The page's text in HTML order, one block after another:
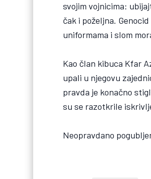
svojim vojnicima:
čak i poželjna.
uniformama i slom
Kao član kibuca Kfar
upali u njegovu
pravda je konačno
su se razotkrile
Neopravdano